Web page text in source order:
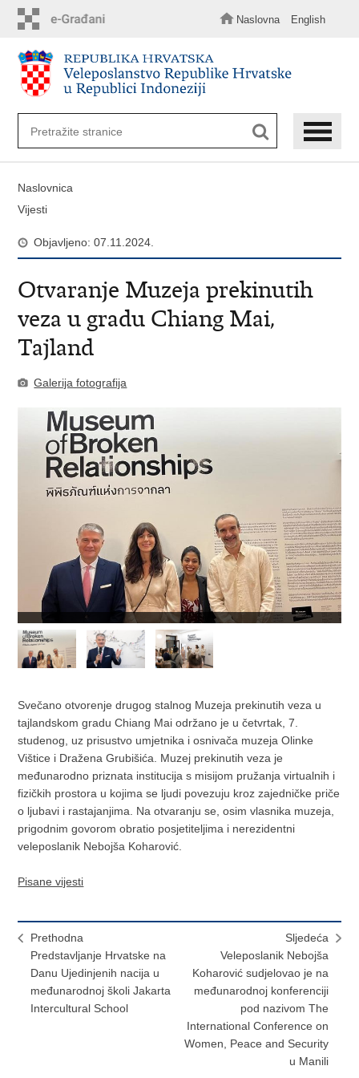
sadržaj
Naslovna English
Naslovnica
Vijesti
Objavljeno: 07.11.2024.
Otvaranje Muzeja prekinutih
veza u gradu Chiang Mai,
Tajland
Galerija fotografija
Svečano otvorenje drugog stalnog Muzeja prekinutih veza u
tajlandskom gradu Chiang Mai održano je u četvrtak, 7.
studenog, uz prisustvo umjetnika i osnivača muzeja Olinke
Vištice i Dražena Grubišića. Muzej prekinutih veza je
međunarodno priznata institucija s misijom pružanja virtualnih i
fizičkih prostora u kojima se ljudi povezuju kroz zajedničke priče
o ljubavi i rastajanjima. Na otvaranju se, osim vlasnika muzeja,
prigodnim govorom obratio posjetiteljima i nerezidentni
veleposlanik Nebojša Koharović.
Pisane vijesti
Prethodna
Predstavljanje Hrvatske na
Danu Ujedinjenih nacija u
međunarodnoj školi Jakarta
Intercultural School
Sljedeća
Veleposlanik Nebojša
Koharović sudjelovao je na
međunarodnoj konferenciji
pod nazivom The
International Conference on
Women, Peace and Security
u Manili